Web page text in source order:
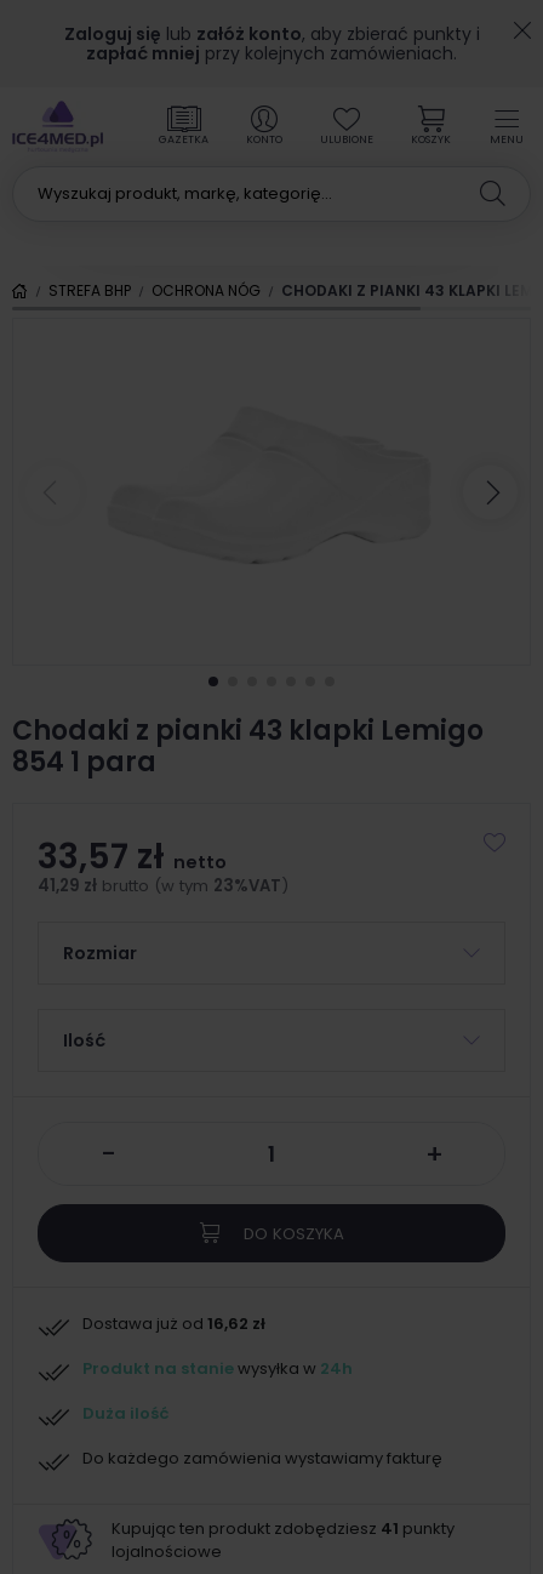
Zaloguj się lub załóż konto, aby zbierać punkty i
zapłać mniej przy kolejnych zamówieniach.
MENU
GAZETKA KONTO ULUBIONE KOSZYK
STREFA BHP OCHRONA NÓG CHODAKI Z PIANKI 43 KLAPKI
Chodaki z pianki 43 klapki Lemigo
854 1 para
33,57 zł netto
41,29 zł brutto (w tym 23%VAT)
Rozmiar
Ilość
- +
DO KOSZYKA
Dostawa już od 16,62 zł
Produkt na staniewysyłka w 24h
Duża ilość
Do każdego zamówienia wystawiamy fakturę
Kupując ten produkt zdobędziesz 41 punkty
lojalnościowe